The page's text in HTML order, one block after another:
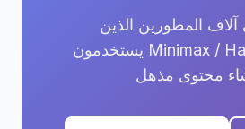
آلاف المطورين الذين
يستخدمون Minimax / Hailuo-02 API
محتوى مذهل